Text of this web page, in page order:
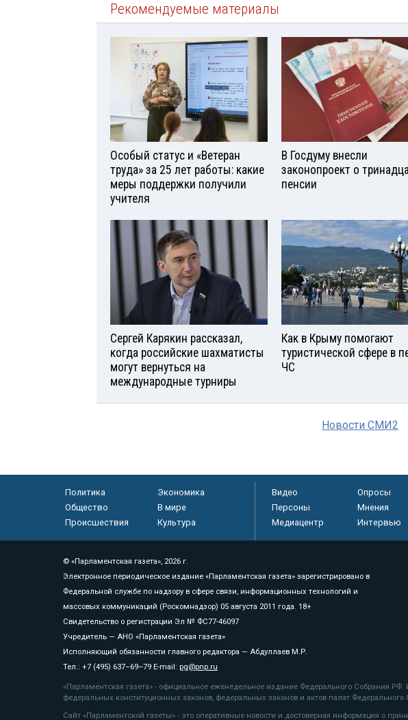
Рекомендуемые материалы
Особый статус и «Ветеран
труда» за 25 лет работы: какие
меры поддержки получили
учителя
В Госдуму внесли
законопроект о
пенсии
Сергей Карякин рассказал,
когда российские шахматисты
могут вернуться на
международные турниры
Как в Крыму помогают
туристической сфере в
ЧС
Новости СМИ2
Политика
Экономика
Общество
В мире
Происшествия
Культура
Видео Опросы
Персоны
Мнения
Медиацентр
Интервью
© «Парламентская газета», 2026 г.
Электронное периодическое издание «Парламентская газета» зарегистрировано в
Федеральной службе по надзору в сфере связи, информационных технологий и
массовых коммуникаций (Роскомнадзор) 05 августа 2011 года. 18+
Свидетельство о регистрации Эл № ФС77-46097
Учредитель — АНО «Парламентская газета»
Исполняющий обязанности главного редактора — Абдуллаев М.Р.
Тел.: +7 (495) 637–69–79 E-mail: pg@pnp.ru
«Парламентская газета» - официальное еженедельное издание Федерального Собрания
федеральных конституционных законов, федеральных законов и актов палат
Сайт «Парламентской газеты» - это оперативные новости и достоверная информация о